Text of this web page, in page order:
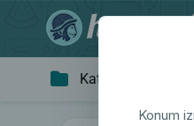
Konum
Kategoriler